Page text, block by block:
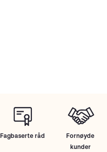
Fagbaserte råd
Fornøyde
kunder